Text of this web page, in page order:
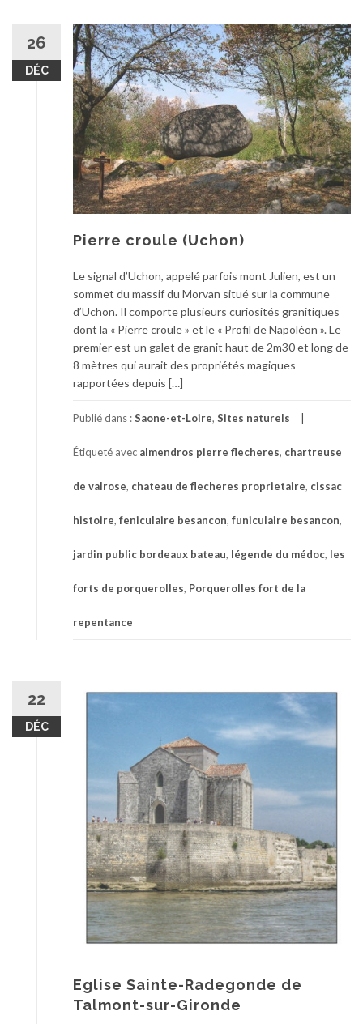
26
DÉC
Pierre croule (Uchon)
Le signal d’Uchon, appelé parfois mont Julien, est un
sommet du massif du Morvan situé sur la commune
d’Uchon. Il comporte plusieurs curiosités granitiques
dont la « Pierre croule » et le « Profil de Napoléon ». Le
premier est un galet de granit haut de 2m30 et long de
8 mètres qui aurait des propriétés magiques
rapportées depuis […]
Publié dans :Saone-et-Loire, Sites naturels
Étiqueté avec almendros pierre flecheres, chartreuse
de valrose, chateau de flecheres proprietaire, cissac
histoire, feniculaire besancon, funiculaire besancon,
jardin public bordeaux bateau, légende du médoc, les
forts de porquerolles, Porquerolles fort de la
repentance
22
DÉC
Eglise Sainte-Radegonde de
Talmont-sur-Gironde